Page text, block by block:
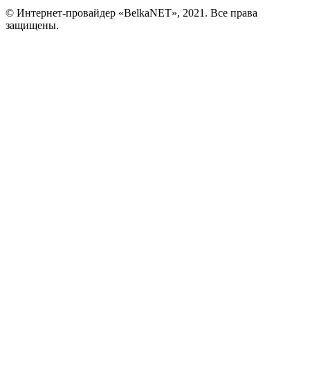
© Интернет-провайдер «BelkaNET», 2021. Все права
защищены.